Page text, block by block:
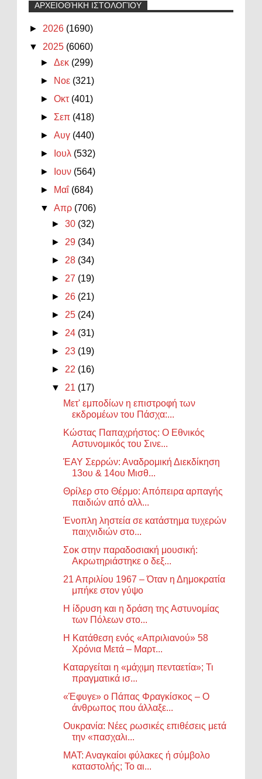
ΑΡΧΕΙΟΘΉΚΗ ΙΣΤΟΛΟΓΊΟΥ
► 2026 (1690)
▼ 2025 (6060)
►Δεκ (299)
►
Νοε (321)
►Οκτ (401)
► Σεπ (418)
►Αυγ (440)
►
Ιουλ (532)
►
Ιουν (564)
►
Μαΐ (684)
▼Απρ (706)
►30 (32)
► 29 (34)
► 28 (34)
► 27 (19)
► 26 (21)
► 25 (24)
► 24 (31)
► 23 (19)
► 22 (16)
▼ 21 (17)
Μετ' εμποδίων η επιστροφή των
εκδρομέων του Πάσχα:...
Κώστας Παπαχρήστος: Ο Εθνικός
Αστυνομικός του Σινε...
ΈΑΥ Σερρών: Αναδρομική Διεκδίκηση
13ου & 14ου Μισθ...
Θρίλερ στο Θέρμο: Απόπειρα αρπαγής
παιδιών από αλλ...
Ένοπλη ληστεία σε κατάστημα τυχερών
παιχνιδιών στο...
Σοκ στην παραδοσιακή μουσική:
Ακρωτηριάστηκε ο δεξ...
21 Απριλίου 1967 – Όταν η Δημοκρατία
μπήκε στον γύψο
Η ίδρυση και η δράση της Αστυνομίας
των Πόλεων στο...
Η Κατάθεση ενός «Απριλιανού» 58
Χρόνια Μετά – Μαρτ...
Καταργείται η «μάχιμη πενταετία»; Τι
πραγματικά ισ...
«Έφυγε» ο Πάπας Φραγκίσκος – Ο
άνθρωπος που άλλαξε...
Ουκρανία: Νέες ρωσικές επιθέσεις μετά
την «πασχαλι...
ΜΑΤ: Αναγκαίοι φύλακες ή σύμβολο
καταστολής; Το αι...